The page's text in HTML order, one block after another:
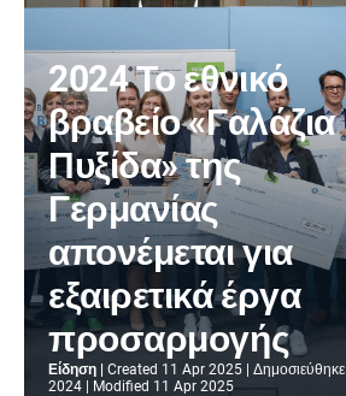
2024 Το εθνικό
βραβείο «Γαλάζια
Πυξίδα» της
Γερμανίας
απονέμεται για
εξαιρετικά έργα
προσαρμογής
Είδηση Created 11 Apr 2025 Δημοσιεύθηκε
2024
Modified 11 Apr 2025